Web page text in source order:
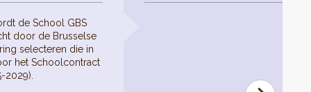
de School GBS
door de Brusselse
selecteren die in
het Schoolcontract
2029).